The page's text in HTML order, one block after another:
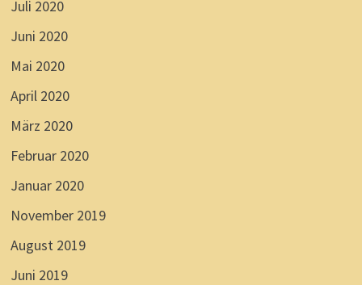
Juli 2020
Juni 2020
Mai 2020
April 2020
März 2020
Februar 2020
Januar 2020
November 2019
August 2019
Juni 2019